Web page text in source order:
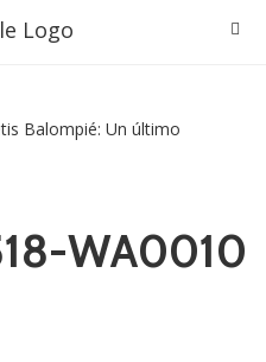
Balompié: Un último
WA0010